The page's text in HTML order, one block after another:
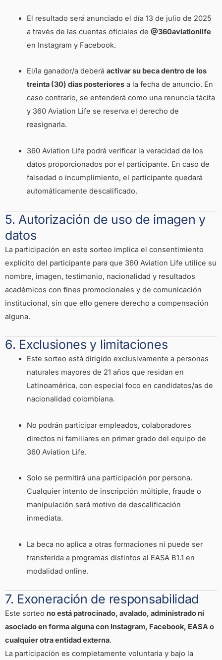
El resultado será anunciado el día 13 de julio de 2025
a través de las cuentas oficiales de @360aviationlife
en Instagram y Facebook.
El/la ganador/a deberá activar su beca dentro de los
treinta (30) días posterioresa la fecha de anuncio. En
caso contrario, se entenderá como una renuncia tácita
y 360 Aviation Life se reserva el derecho de
reasignarla.
360 Aviation Life podrá verificar la veracidad de los
datos proporcionados por el participante. En caso de
falsedad o incumplimiento, el participante quedará
automáticamente descalificado.
5. Autorización de uso de imagen y
datos
La participación en este sorteo implica el consentimiento
explícito del participante para que 360 Aviation Life utilice su
nombre, imagen, testimonio, nacionalidad y resultados
académicos con fines promocionales y de comunicación
institucional, sin que ello genere derecho a compensación
alguna.
6. Exclusiones y limitaciones
Este sorteo está dirigido exclusivamente a personas
naturales mayores de 21 años que residan en
Latinoamérica, con especial foco en candidatos/as de
nacionalidad colombiana.
No podrán participar empleados, colaboradores
directos ni familiares en primer grado del equipo de
360 Aviation Life.
Solo se permitirá una participación por persona.
Cualquier intento de inscripción múltiple, fraude o
manipulación será motivo de descalificación
inmediata.
La beca no aplica a otras formaciones ni puede ser
transferida a programas distintos al EASA B1.1 en
modalidad online.
7. Exoneración de responsabilidad
Este sorteo no está patrocinado, avalado, administrado ni
asociado en forma alguna con Instagram, Facebook, EASA o
cualquier otra entidad externa.
La participación es completamente voluntaria y bajo la